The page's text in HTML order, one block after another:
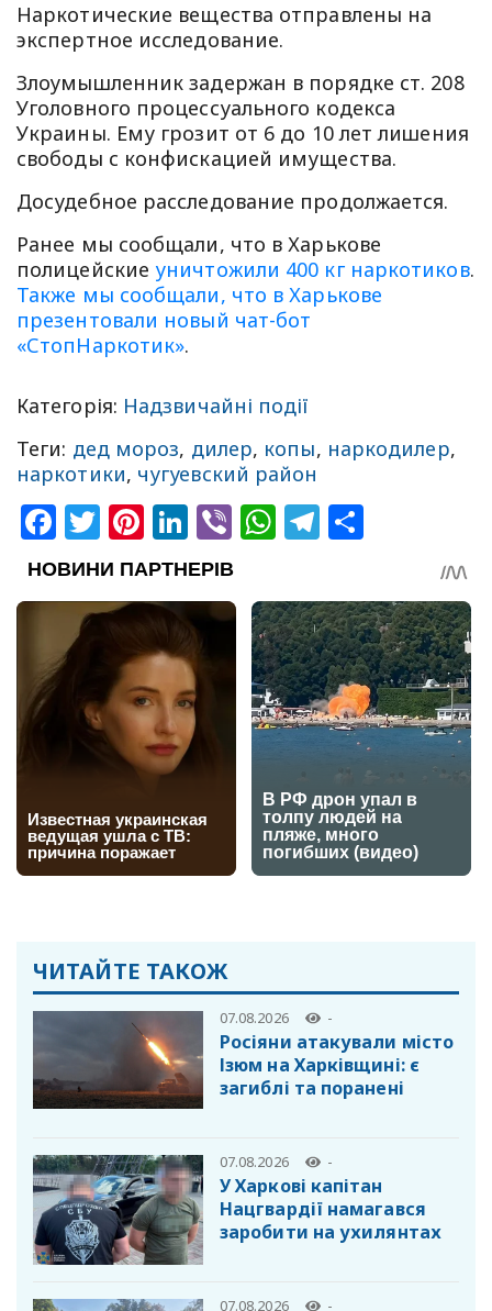
Наркотические вещества отправлены на
экспертное исследование.
Злоумышленник задержан в порядке ст. 208
Уголовного процессуального кодекса
Украины. Ему грозит от 6 до 10 лет лишения
свободы с конфискацией имущества.
Досудебное расследование продолжается.
Ранее мы сообщали, что в Харькове
полицейские уничтожили 400 кг наркотиков.
Также мы сообщали, что в Харькове
презентовали новый чат-бот
«СтопНаркотик».
Категорія: Надзвичайні події
Теги: дед мороз, дилер, копы, наркодилер,
наркотики, чугуевский район
Facebook
Twitter
Pinterest
LinkedIn
ViberWhatsApp
Telegram
ЧИТАЙТЕ ТАКОЖ
07.08.2026 -
Росіяни атакували місто
Ізюм на Харківщині: є
загиблі та поранені
07.08.2026 -
У Харкові капітан
Нацгвардії намагався
заробити на ухилянтах
07.08.2026 -